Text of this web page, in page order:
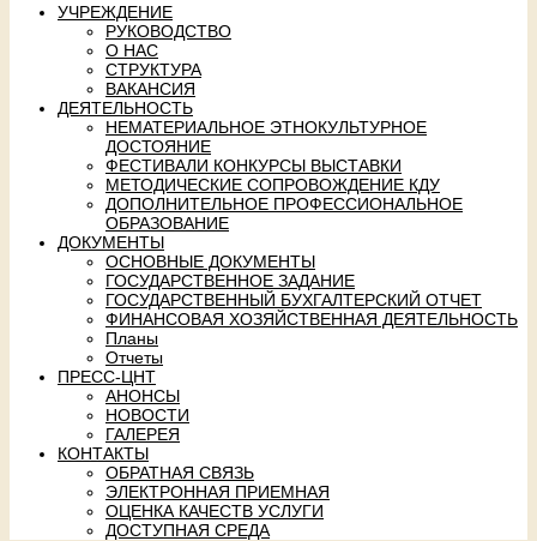
УЧРЕЖДЕНИЕ
РУКОВОДСТВО
О НАС
СТРУКТУРА
ВАКАНСИЯ
ДЕЯТЕЛЬНОСТЬ
НЕМАТЕРИАЛЬНОЕ ЭТНОКУЛЬТУРНОЕ
ДОСТОЯНИЕ
ФЕСТИВАЛИ КОНКУРСЫ ВЫСТАВКИ
МЕТОДИЧЕСКИЕ СОПРОВОЖДЕНИЕ КДУ
ДОПОЛНИТЕЛЬНОЕ ПРОФЕССИОНАЛЬНОЕ
ОБРАЗОВАНИЕ
ДОКУМЕНТЫ
ОСНОВНЫЕ ДОКУМЕНТЫ
ГОСУДАРСТВЕННОЕ ЗАДАНИЕ
ГОСУДАРСТВЕННЫЙ БУХГАЛТЕРСКИЙ ОТЧЕТ
ФИНАНСОВАЯ ХОЗЯЙСТВЕННАЯ ДЕЯТЕЛЬНОСТЬ
Планы
Отчеты
ПРЕСС-ЦНТ
АНОНСЫ
НОВОСТИ
ГАЛЕРЕЯ
КОНТАКТЫ
ОБРАТНАЯ СВЯЗЬ
ЭЛЕКТРОННАЯ ПРИЕМНАЯ
ОЦЕНКА КАЧЕСТВ УСЛУГИ
ДОСТУПНАЯ СРЕДА